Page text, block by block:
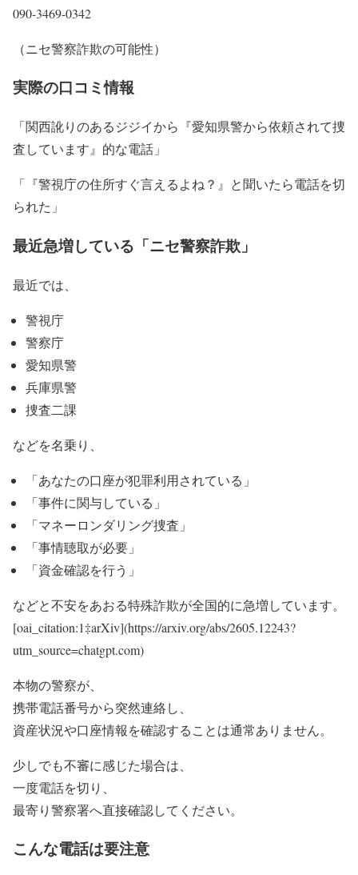
090-3469-0342
（ニセ警察詐欺の可能性）
実際の口コミ情報
「関西訛りのあるジジイから『愛知県警から依頼されて捜
査しています』的な電話」
「『警視庁の住所すぐ言えるよね？』と聞いたら電話を切
られた」
最近急増している「ニセ警察詐欺」
最近では、
警視庁
警察庁
愛知県警
兵庫県警
捜査二課
などを名乗り、
「あなたの口座が犯罪利用されている」
「事件に関与している」
「マネーロンダリング捜査」
「事情聴取が必要」
「資金確認を行う」
などと不安をあおる特殊詐欺が全国的に急増しています。
[oai_citation:1‡arXiv](https://arxiv.org/abs/2605.12243?
utm_source=chatgpt.com)
本物の警察が、
携帯電話番号から突然連絡し、
資産状況や口座情報を確認することは通常ありません。
少しでも不審に感じた場合は、
一度電話を切り、
最寄り警察署へ直接確認してください。
こんな電話は要注意